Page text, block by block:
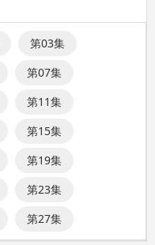
第03集
第07集
第11集
第15集
第19集
第23集
第27集